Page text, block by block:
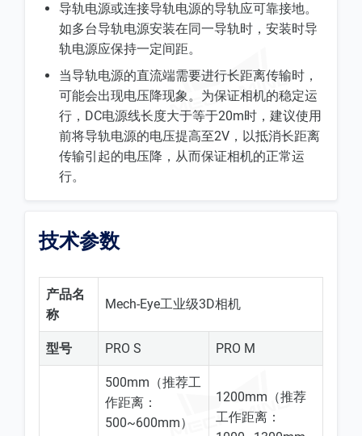
导轨电源或连接导轨电源的导轨应可靠接地。
如多台导轨电源安装在同一导轨时，安装时导
轨电源应保持一定间距。
当导轨电源的直流端需要进行长距离传输时，
可能会出现电压降现象。为保证相机的稳定运
行，DC电源线长度大于等于20m时，建议使用
前将导轨电源的电压提高至2V，以抵消长距离
传输引起的电压降，从而保证相机的正常运
行。
技术参数
产品名
称
Mech-Eye工业级3D相机
型号 PRO S PRO M
500mm（推荐工
作距离：
500~600mm）
1200mm（推荐
工作距离：